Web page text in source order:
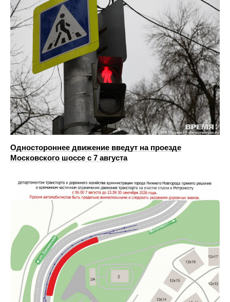
Одностороннее движение введут на проезде
Московского шоссе с 7 августа